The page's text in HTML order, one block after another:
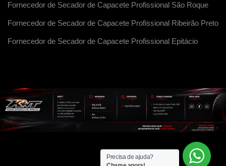
Fornecedor de Secador de Capacete Profissional São Roque
Fornecedor de Secador de Capacete Profissional Ribeirão Preto
Fornecedor de Secador de Capacete Profissional Epitácio
Precisa de ajuda?